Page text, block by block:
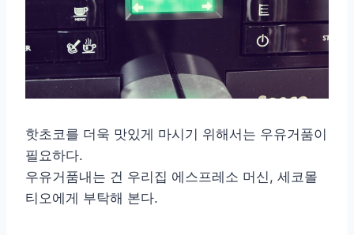
핫초코를 더욱 맛있게 마시기 위해서는 우유거품이
필요하다.
우유거품내는 건 우리집 에스프레소 머신, 세코몰
티오에게 부탁해 본다.